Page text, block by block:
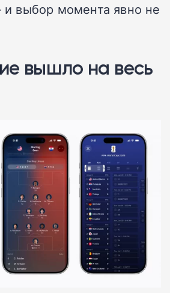
выбор момента явно не
вышло на весь